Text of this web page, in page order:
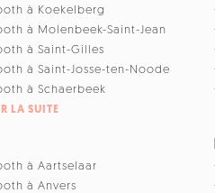
à Koekelberg
à Molenbeek-Saint-Jean
à Saint-Gilles
à Saint-Josse-ten-Noode
à Schaerbeek
LA SUITE
à Aartselaar
à Anvers